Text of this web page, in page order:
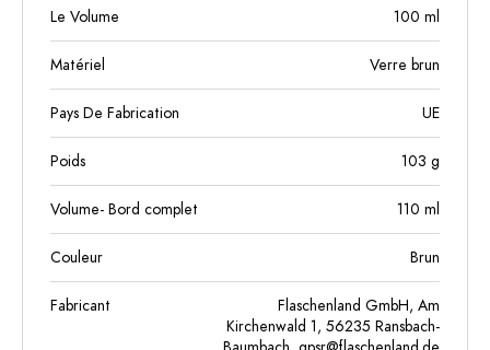
Le Volume 100 ml
Matériel Verre brun
Pays De Fabrication UE
Poids 103 g
Volume- Bord complet 110 ml
Couleur Brun
Fabricant
Flaschenland GmbH, Am
Kirchenwald 1, 56235 Ransbach-